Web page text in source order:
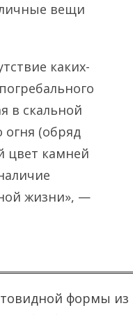
вещи
каких-
в скальной
огня (обряд
цвет камней
жизни», —
формы из